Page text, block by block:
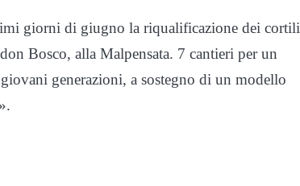
giorni di giugno la riqualificazione dei cortili
Bosco, alla Malpensata. 7 cantieri per un
generazioni, a sostegno di un modello